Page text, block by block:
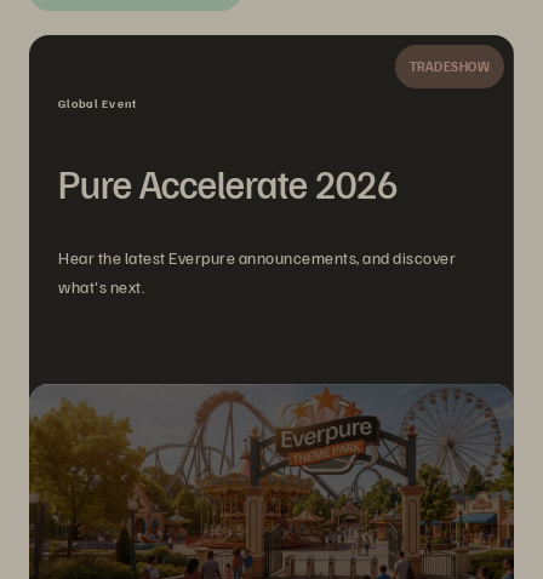
TRADESHOW
Global Event
Pure Accelerate 2026
Hear the latest Everpure announcements, and discover
what's next.